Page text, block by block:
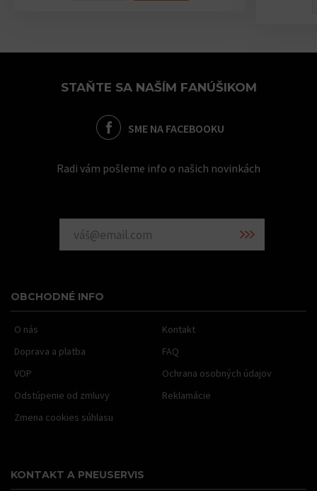
STAŇTE SA NAŠÍM FANÚŠIKOM
SME NA FACEBOOKU
Radi vám pošleme info o našich novinkách
OBCHODNÉ INFO
O nás
Kontakt
Doprava a platba
FAQ
VOP
Ochrana osobných údajov
Odstúpenie od zmluvy
Reklamácie
Zmena cookies súhlasu
KONTAKT A PNEUSERVIS